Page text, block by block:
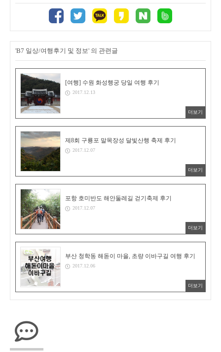
'B7 일상/여행후기 및 정보' 의 관련글
[여행] 수원 화성행궁 당일 여행 후기
2017.12.13
더보기
제8회 구룡포 말목장성 달빛산행 축제 후기
2017.12.07
더보기
포항 호미반도 해안둘레길 걷기축제 후기
2017.12.07
더보기
부산 청학동 해돋이 마을, 초량 이바구길 여행 후기
2017.12.06
더보기